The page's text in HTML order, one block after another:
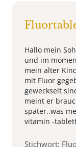
Hallo mein
und im
mein alter
mit Fluor
geweckselt
meint er
später..was
vitamin -
Stichwort: